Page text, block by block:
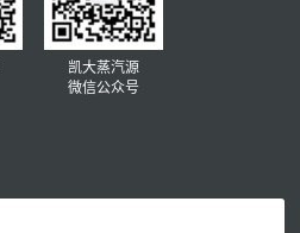
凯大蒸汽源
微信公众号